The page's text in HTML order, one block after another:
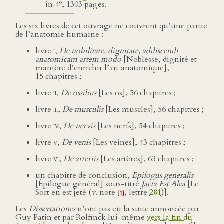
in‑4o, 1303 pages.
Les six livres de cet ouvrage ne couvrent qu’une partie
de l’anatomie humaine :
livre i, De nobilitate, dignitate, addiscendi
anatomicam artem modo [Noblesse, dignité et
manière d’enrichir l’art anatomique],
15 chapitres ;
livre ii, De ossibus[Les os], 56 chapitres ;
livre iii, De musculis[Les muscles], 56 chapitres ;
livre iv, De nervis[Les nerfs], 54 chapitres ;
livre v, De venis[Les veines], 43 chapitres ;
livre vi, De arteriis[Les artères], 63 chapitres ;
un chapitre de conclusion, Epilogus generalis
[Épilogue général] sous-titré Jacta Est Alea [Le
Sort en est jeté (v. note [1], lettre 281)].
Les Dissertationesn’ont pas eu la suite annoncée par
Guy Patin et par Rolfinck lui-même vers la fin du